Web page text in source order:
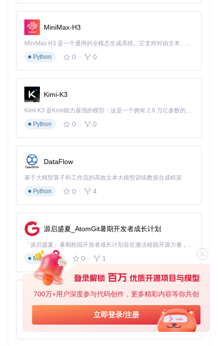
700万+用户深度参与代码创作，更多精彩内容等你共创
立即登录/注册
嵌入式开发：MPU6050传感器调试
对于开发惯性测量单元(IMU)应用的工程师，Serial-Studio提
供了专业的传感器数据可视化工具。通过同时展示加速度计和
陀螺仪的实时波形、仪表和交叉hair指示器，开发者可以快速
识别传感器校准问题和运动模式异常。
物联网监控：LTE调制解调器信号分析
在远程设备部署中，网络信号质量直接影响数据传输可靠性。
RSRQ、RSRP、RSSI等关键LTE网络指标，帮助运维人员快
速定位通信问题。
![LTE调制解调器信号监控界面](https://raw.gitcode.com/GitHu
b_Trending/se/Serial-Studio/raw/37ca300f1af880f03f7d0de6
78bac3b2d4435516/examples/LTE modem/doc/screenshot_
serial.png?utm_source=gitcode_repo_files)
实战指南：从安装到数据可视化
3分钟快速启动指南
准备工作 ：确保系统已安装必要的依赖库（Linux需要libqt5cor
执行命令：
# 克隆项目仓库
Serial-Studio
mkdir build && cd build
make -j4
MiniMax-H3
MiniMax H3 是一个通用的全模态生成系统。它支持对由文本、图像、视频和音频组成的多模态上下文进行统一理解，并能生成分辨率高达 2K、时长可达 15 秒的带原生立体声音频的视频。得益于面向任务泛化的系统设计，H3 在预训练阶段就已具备广泛的多模态上下文理解与生成能力，能够出色地执行复杂的多模态指令。
Python
0 0
Kimi-K3
Kimi K3 是Kimi能力最强的模型：这是一个拥有 2.8 万亿参数的混合专家（MoE）模型，具备原生视觉理解能力，并支持 100 万 token 的上下文窗口。
Python
0 0
DataFlow
基于大模型算子和工作流的高效文本大模型训练数据合成框架
Python
0 4
源启盛夏_AtomGit暑期开发者成长计划
「源启盛夏」暑期校园开发者成长计划旨在激活校园开源力量，通过积分激励、认证扶持、资源倾斜等形式，引导高校组织和开发者完成「入驻 — 建项目 — 做贡献 — 获认证 — 得资源」的完整闭环。无论你是想带领社团入驻平台的组织者，还是希望用代码贡献证明自己的开发者，都能在这里找到属于你的成长路径。
Markdown
0 1
py-xiaozhi
基于Python的Xiaozhi AI，适用于想要完整Xiaozhi体验而无需拥有专用硬件的用户。
Python
0 1